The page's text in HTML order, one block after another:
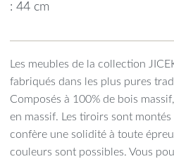
: 44 cm
Les meubles de la collection
fabriqués dans les plus pures
Composés à 100% de bois
en massif. Les tiroirs sont
confère une solidité à toute
couleurs sont possibles. Vous